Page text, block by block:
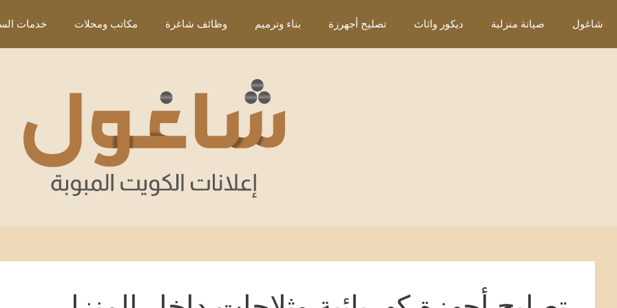
إلىشاغول صيانة منزلبة ديكور واثاث تصليح أجهرزة بناء وترميم وظائف شاغرة مكاتب ومحلات خدمات